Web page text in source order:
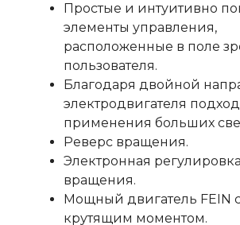
Простые и интуитивно
элементы управления,
расположенные в поле
пользователя.
Благодаря двойной
электродвигателя
применения больших
Реверс вращения.
Электронная
вращения.
Мощный двигатель FEIN
крутящим моментом.